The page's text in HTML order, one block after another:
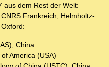
aus dem Rest der Welt:
Frankreich, Helmholtz-
China
America (USA)